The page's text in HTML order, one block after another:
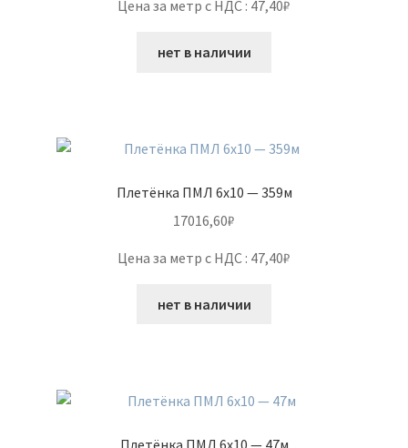
Цена за метр с НДС : 47,40₽
нет в наличии
Плетёнка ПМЛ 6х10 — 359м
17016,60₽
Цена за метр с НДС : 47,40₽
нет в наличии
Плетёнка ПМЛ 6х10 — 47м